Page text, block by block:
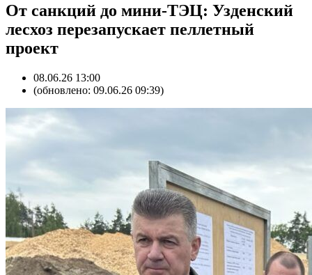
От санкций до мини-ТЭЦ: Узденский
лесхоз перезапускает пеллетный
проект
08.06.26 13:00
(обновлено: 09.06.26 09:39)